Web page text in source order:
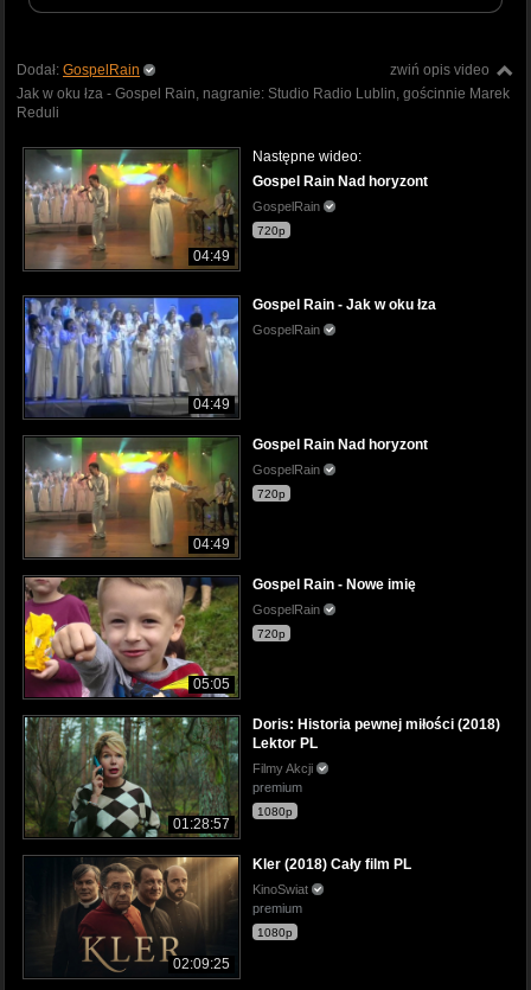
zwiń opis video
Dodał: GospelRain
Jak w oku łza - Gospel Rain, nagranie: Studio Radio Lublin, gościnnie Marek
Reduli
04:49
Następne wideo:
Gospel Rain Nad horyzont
GospelRain
720p
04:49
Gospel Rain - Jak w oku łza
GospelRain
04:49
Gospel Rain Nad horyzont
GospelRain
720p
05:05
Gospel Rain - Nowe imię
GospelRain
720p
01:28:57
Doris: Historia pewnej miłości (2018)
Lektor PL
Filmy Akcji
premium
1080p
02:09:25
Kler (2018) Cały film PL
KinoSwiat
premium
1080p